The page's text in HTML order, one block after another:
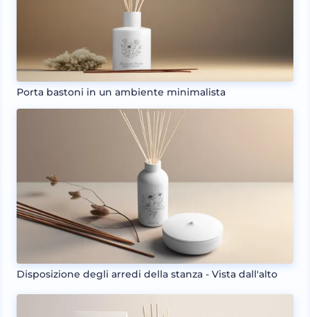
Porta bastoni in un ambiente minimalista
Disposizione degli arredi della stanza - Vista dall'alto